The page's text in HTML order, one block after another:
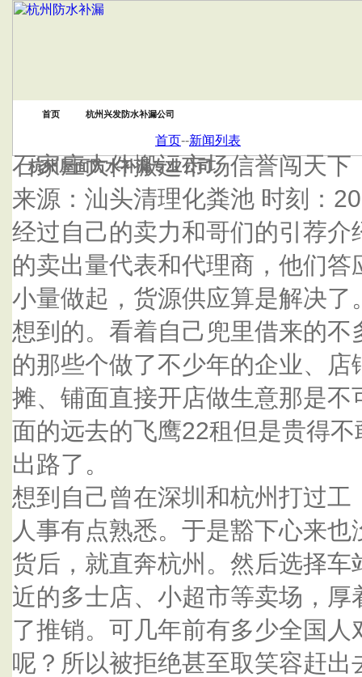
杭州屋面防水补漏专业公司
首页 杭州兴发防水补漏公司
首页--新闻列表
石家庄大件搬运市场信誉闯天下
来源：汕头清理化粪池 时刻：
经过自己的卖力和哥们的引荐
的卖出量代表和代理商，他们
小量做起，货源供应算是解决
想到的。看着自己兜里借来的
的那些个做了不少年的企业、
摊、铺面直接开店做生意那是
面的远去的飞鹰22租但是贵得
出路了。
想到自己曾在深圳和杭州打过
人事有点熟悉。于是豁下心来
货后，就直奔杭州。然后选择
近的多士店、小超市等卖场，
了推销。可几年前有多少全国
呢？所以被拒绝甚至取笑容赶